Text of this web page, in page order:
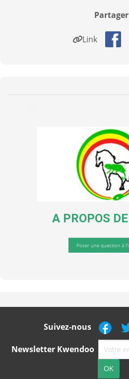
Partager
Link
A PROPOS DE
Poser une question à
Suivez-nous
Newsletter Kwendoo